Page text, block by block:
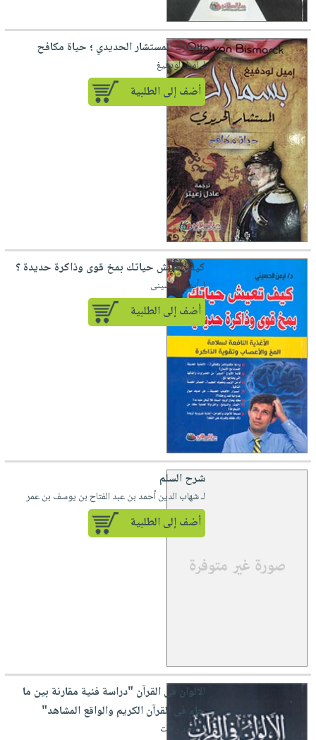
بسمارك المستشار الحديدي ؛ حياة مكافح
لـ إميل لودفيغ
أضف إلى الطلبية
كيف تعيش حياتك بمخ قوى وذاكرة حديدة ؟
لـ أيمن الحسينى
أضف إلى الطلبية
شرح السلم
لـ شهاب الدين أحمد بن عبد الفتاح بن يوسف بن عمر
أضف إلى الطلبية
الالوان فى القرآن "دراسة فنية مقارنة بين ما
جاء فى القرآن الكريم والواقع المشاهد"
لـ احمد رأفت